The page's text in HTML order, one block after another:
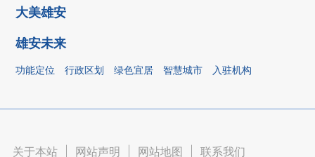
大美雄安
雄安未来
功能定位 行政区划 绿色宜居 智慧城市 入驻机构
关于本站 网站声明 网站地图 联系我们